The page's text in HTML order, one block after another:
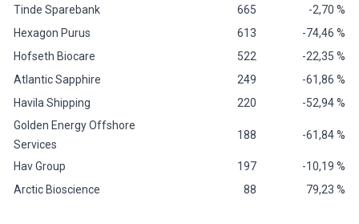
Tinde Sparebank
665
-2,70 %
Hexagon Purus
613
-74,46 %
Hofseth Biocare
522
-22,35 %
Atlantic Sapphire
249
-61,86 %
Havila Shipping
220
-52,94 %
Golden Energy Offshore
Services
188 -61,84 %
Hav Group 197
-10,19 %
Arctic Bioscience
88 79,23 %